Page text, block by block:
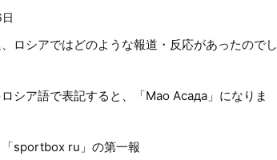
ロシアではどのような報道・反応があったのでし
ロシア語で表記すると、「Мао Асада」になりま
sportbox ru」の第一報